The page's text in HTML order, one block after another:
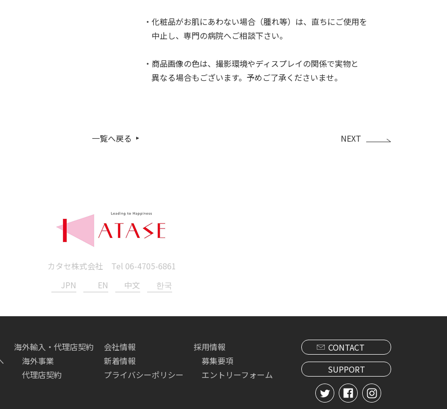
・化粧品がお肌にあわない場合（腫れ等）は、直ちにご使用を
中止し、専門の病院へご相談下さい。
・商品画像の色は、撮影環境やディスプレイの関係で実物と
異なる場合もございます。予めご了承くださいませ。
一覧へ戻る NEXT
カタセ株式会社 Tel 06-4705-6861
JPN
EN 中文 한국
海外輸入・代理店契約
海外事業
代理店契約
会社情報
新着情報
プライバシーポリシー
採用情報
募集要項
エントリーフォーム
CONTACT
SUPPORT